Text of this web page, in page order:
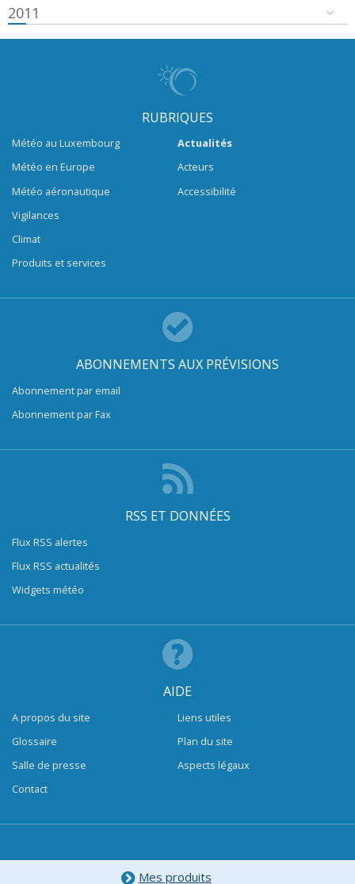
2011
RUBRIQUES
Météo au Luxembourg
Météo en Europe
Météo aéronautique
Vigilances
Climat
Produits et services
Actualités
Acteurs
Accessibilité
ABONNEMENTS AUX PRÉVISIONS
Abonnement par email
Abonnement par Fax
RSS ET DONNÉES
Flux RSS alertes
Flux RSS actualités
Widgets météo
AIDE
A propos du site
Glossaire
Salle de presse
Contact
Liens utiles
Plan du site
Aspects légaux
Mes produits